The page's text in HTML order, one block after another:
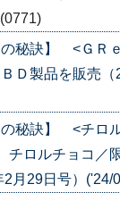
(0771)
の秘訣】 <ＧＲ
Ｄ製品を販売
の秘訣】 <チロ
ロルチョコ／
2月29日号）('24/